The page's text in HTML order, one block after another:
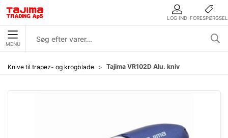
LOG IND FORESPØRGSEL
MENU
Knive til trapez- og krogblade Tajima VR102D Alu. kniv